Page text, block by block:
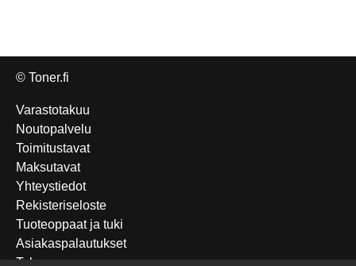
© Toner.fi
Varastotakuu
Noutopalvelu
Toimitustavat
Maksutavat
Yhteystiedot
Rekisteriseloste
Tuoteoppaat ja tuki
Asiakaspalautukset
Takuu